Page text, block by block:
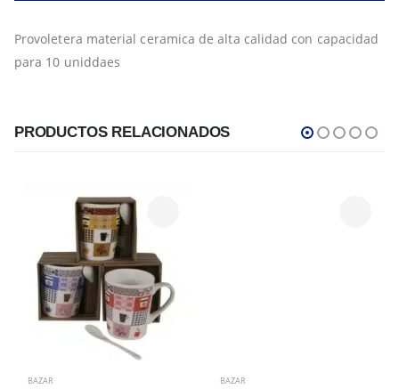
Provoletera material ceramica de alta calidad con capacidad
para 10 uniddaes
PRODUCTOS RELACIONADOS
BAZAR BAZAR